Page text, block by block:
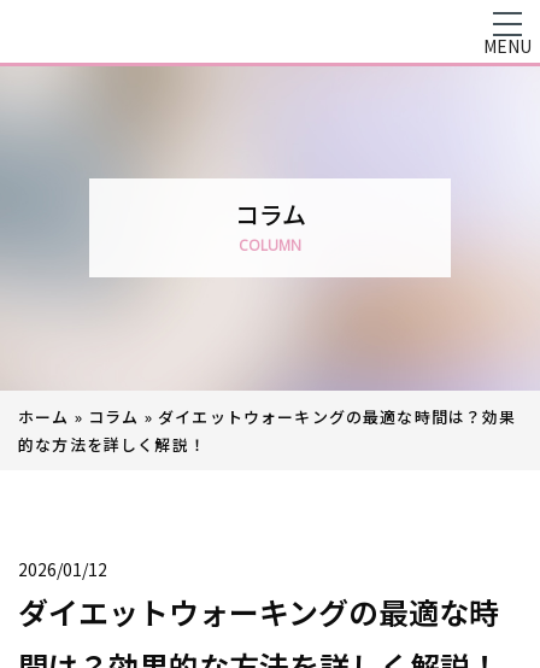
MENU
コラム
COLUMN
ホーム » コラム » ダイエットウォーキングの最適な時間は？効果
的な方法を詳しく解説！
2026/01/12
ダイエットウォーキングの最適な時